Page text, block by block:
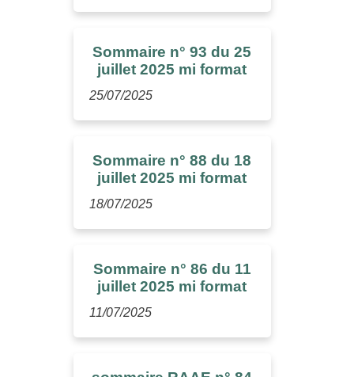
Sommaire n° 93 du 25
juillet 2025 mi format
25/07/2025
Sommaire n° 88 du 18
juillet 2025 mi format
18/07/2025
Sommaire n° 86 du 11
juillet 2025 mi format
11/07/2025